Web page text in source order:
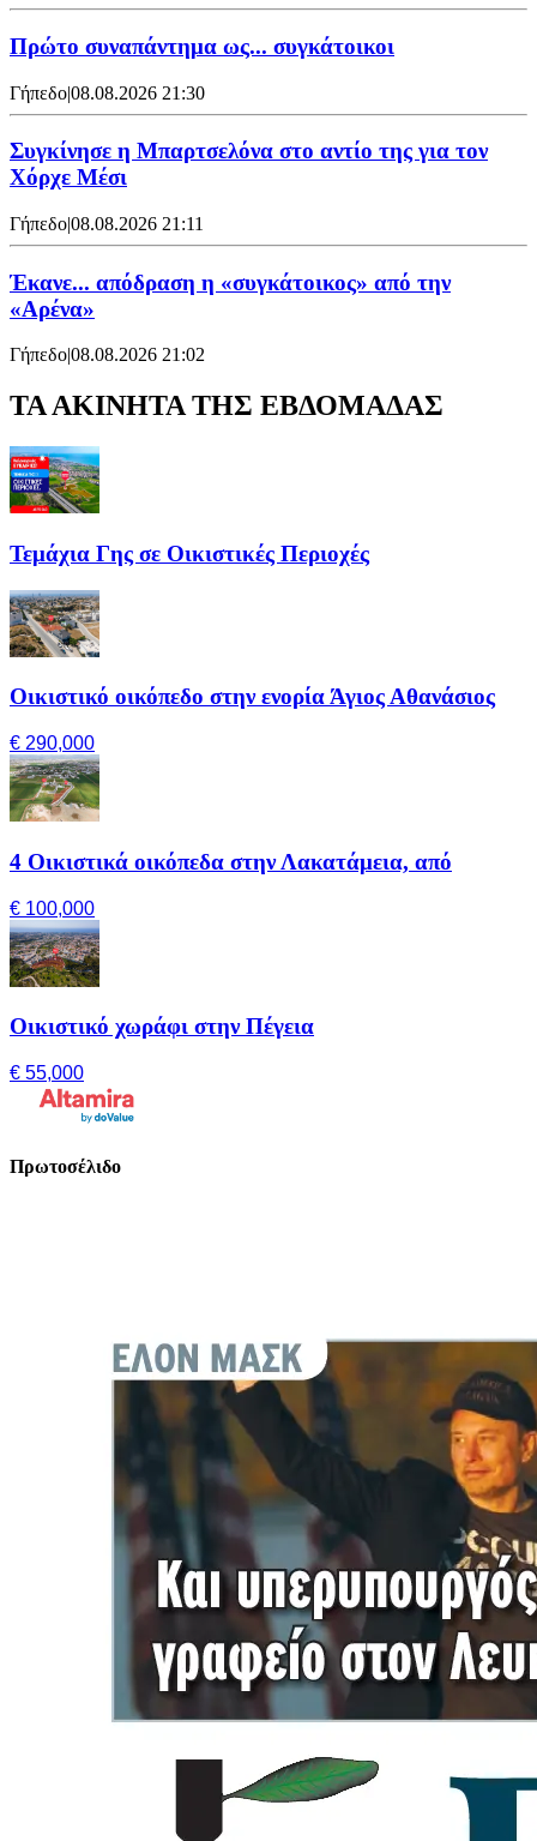
Πρώτο συναπάντημα ως... συγκάτοικοι
Γήπεδο|08.08.2026 21:30
Συγκίνησε η Μπαρτσελόνα στο αντίο της για τον
Χόρχε Μέσι
Γήπεδο|08.08.2026 21:11
Έκανε... απόδραση η «συγκάτοικος» από την
«Αρένα»
Γήπεδο|08.08.2026 21:02
ΤΑ ΑΚΙΝΗΤΑ ΤΗΣ ΕΒΔΟΜΑΔΑΣ
Τεμάχια Γης σε Οικιστικές Περιοχές
Οικιστικό οικόπεδο στην ενορία Άγιος Αθανάσιος
€ 290,000
4 Οικιστικά οικόπεδα στην Λακατάμεια, από
€ 100,000
Οικιστικό χωράφι στην Πέγεια
€ 55,000
Πρωτοσέλιδο